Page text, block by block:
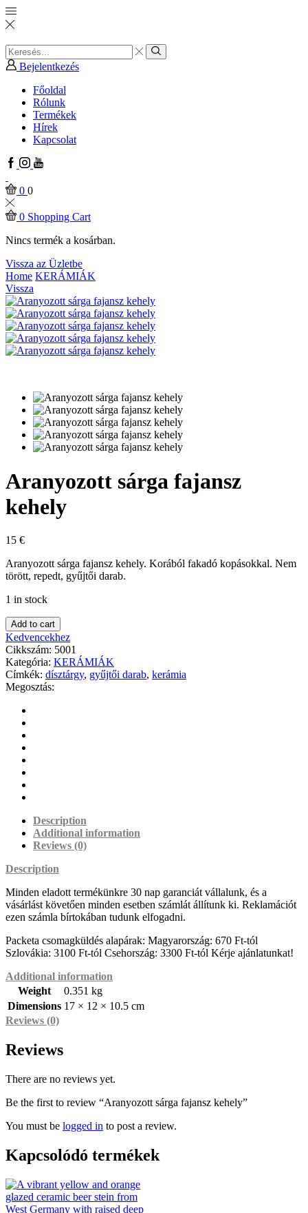
Search
input
Search
Bejelentkezés
Főoldal
Rólunk
Termékek
Hírek
Kapcsolat
Facebook
Instagram
Youtube
0 0
0 Shopping Cart
Nincs termék a kosárban.
Vissza az Üzletbe
Home KERÁMIÁK
Vissza
Aranyozott sárga fajansz
kehely
15 €
Aranyozott sárga fajansz kehely. Korából fakadó kopásokkal. Nem
törött, repedt, gyűjtői darab.
1 in stock
Add to cart
Kedvencekhez
Cikkszám: 5001
Kategória: KERÁMIÁK
Címkék: dísztárgy, gyűjtői darab, kerámia
Megosztás:
Description
Additional information
Reviews (0)
Description
Minden eladott termékünkre 30 nap garanciát vállalunk, és a
vásárlást követően minden esetben számlát állítunk ki. Reklamációt
ezen számla bírtokában tudunk elfogadni.
Packeta csomagküldés alapárak: Magyarország: 670 Ft-tól
Szlovákia: 3100 Ft-tól Csehország: 3300 Ft-tól Kérje ajánlatunkat!
Additional information
Weight
0.351 kg
Dimensions 17 × 12 × 10.5 cm
Reviews (0)
Reviews
There are no reviews yet.
Be the first to review “Aranyozott sárga fajansz kehely”
You must be logged in to post a review.
Kapcsolódó termékek